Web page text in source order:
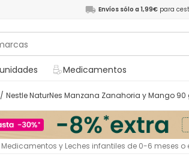
Envíos sólo a 1,99€ para
Medicamentos
/ Nestle NaturNes Manzana Zanahoria y Mango 90
y Leches infantiles de 0-6 meses